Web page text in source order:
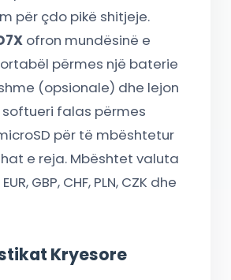
për çdo pikë shitjeje.
ofron mundësinë e
përmes një baterie
(opsionale) dhe lejon
falas përmes
për të mbështetur
e reja. Mbështet valuta
GBP, CHF, PLN, CZK dhe
Kryesore